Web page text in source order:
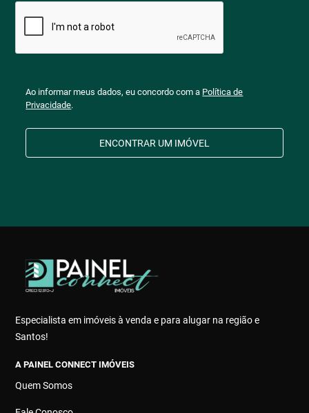
Ao informar meus dados, eu concordo com a Política de
Privacidade.
ENCONTRAR UM IMÓVEL
Especialista em imóveis à venda e para alugar na região e
Santos!
A PAINEL CONNECT IMÓVEIS
Quem Somos